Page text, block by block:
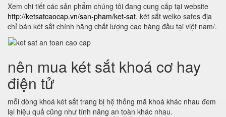
Xem chi tiết các sản phẩm chúng tôi đang cung cấp tại website
http://ketsatcaocap.vn/san-pham/ket-sat. két sắt welko safes địa
chỉ bán két sắt chính hãng chất lượng cao hàng đầu tại việt nam/.
nên mua két sắt khoá cơ hay
điện tử
mỗi dòng khoá két sắt trang bị hệ thống mã khoá khác nhau đem
lại hiệu quả cũng như tính năng an toàn khác nhau.